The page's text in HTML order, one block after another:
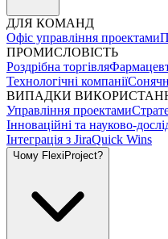
ДЛЯ КОМАНД
Офіс управління проектами
ПРОМИСЛОВІСТЬ
Роздрібна торгівля
Технологічні компанії
ВИПАДКИ
Управління проектами
Інноваційні та науково-
Інтеграція з JiraQuick Wins
Чому FlexiProject?